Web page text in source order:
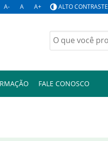
A- A A+ ALTO CONTRASTE
FALE CONOSCO